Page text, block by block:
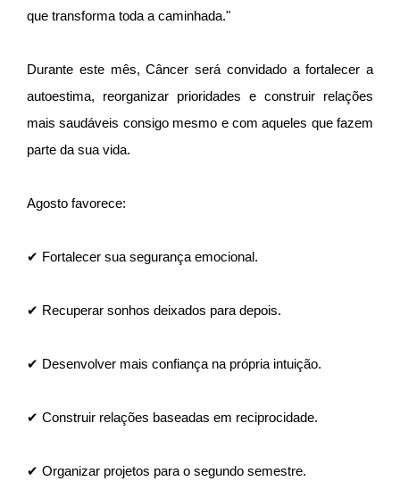
que transforma toda a caminhada."
Durante este mês, Câncer será convidado a fortalecer a
autoestima, reorganizar prioridades e construir relações
mais saudáveis consigo mesmo e com aqueles que fazem
parte da sua vida.
Agosto favorece:
✔ Fortalecer sua segurança emocional.
✔ Recuperar sonhos deixados para depois.
✔ Desenvolver mais confiança na própria intuição.
✔ Construir relações baseadas em reciprocidade.
✔ Organizar projetos para o segundo semestre.